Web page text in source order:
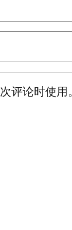
评论时使用。